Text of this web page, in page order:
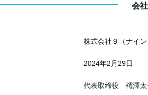
会
名 株式会社９（ナイン
2024年2月29日
者 代表取締役 樗澤太